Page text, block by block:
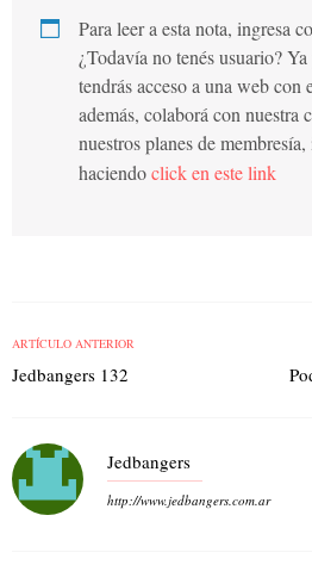
Para leer a esta nota, ingresa
¿Todavía no tenés usuario?
tendrás acceso a una web
además, colaborá con nuestra
nuestros planes de
haciendoclick en este link
ARTÍCULO ANTERIOR
Jedbangers 132
Jedbangers
http://www.jedbangers.com.ar